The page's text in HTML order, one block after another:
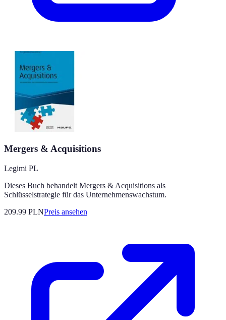
Mergers & Acquisitions
Legimi PL
Dieses Buch behandelt Mergers & Acquisitions als
Schlüsselstrategie für das Unternehmenswachstum.
209.99 PLNPreis ansehen